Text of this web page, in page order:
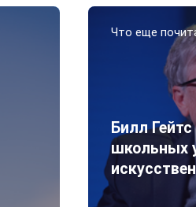
Что еще
Билл
школьных